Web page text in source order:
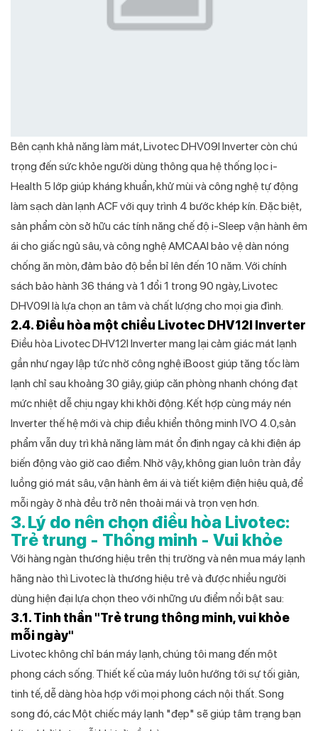
Bên cạnh khả năng làm mát, Livotec DHV09I Inverter còn chú
trọng đến sức khỏe người dùng thông qua hệ thống lọc i-
Health 5 lớp giúp kháng khuẩn, khử mùi và công nghệ tự động
làm sạch dàn lạnh ACF với quy trình 4 bước khép kín. Đặc biệt,
sản phẩm còn sở hữu các tính năng chế độ i-Sleep vận hành êm
ái cho giấc ngủ sâu, và công nghệ AMCAAI bảo vệ dàn nóng
chống ăn mòn, đảm bảo độ bền bỉ lên đến 10 năm. Với chính
sách bảo hành 36 tháng và 1 đổi 1 trong 90 ngày, Livotec
DHV09I là lựa chọn an tâm và chất lượng cho mọi gia đình.
2.4. Điều hòa một chiều Livotec DHV12I Inverter
Điều hòa Livotec DHV12I Inverter mang lại cảm giác mát lạnh
gần như ngay lập tức nhờ công nghệ iBoost giúp tăng tốc làm
lạnh chỉ sau khoảng 30 giây, giúp căn phòng nhanh chóng đạt
mức nhiệt dễ chịu ngay khi khởi động. Kết hợp cùng máy nén
Inverter thế hệ mới và chip điều khiển thông minh IVO 4.0,sản
phẩm vẫn duy trì khả năng làm mát ổn định ngay cả khi điện áp
biến động vào giờ cao điểm. Nhờ vậy, không gian luôn tràn đầy
luồng gió mát sâu, vận hành êm ái và tiết kiệm điện hiệu quả, để
mỗi ngày ở nhà đều trở nên thoải mái và trọn vẹn hơn.
3. Lý do nên chọn điều hòa Livotec:
Trẻ trung - Thông minh - Vui khỏe
Với hàng ngàn thương hiệu trên thị trường và nên mua máy lạnh
hãng nào thì Livotec là thương hiệu trẻ và được nhiều người
dùng hiện đại lựa chọn theo với những ưu điểm nổi bật sau:
3.1. Tinh thần "Trẻ trung thông minh, vui khỏe
mỗi ngày"
Livotec không chỉ bán máy lạnh, chúng tôi mang đến một
phong cách sống. Thiết kế của máy luôn hướng tới sự tối giản,
tinh tế, dễ dàng hòa hợp với mọi phong cách nội thất. Song
song đó, các Một chiếc máy lạnh "đẹp" sẽ giúp tâm trạng bạn